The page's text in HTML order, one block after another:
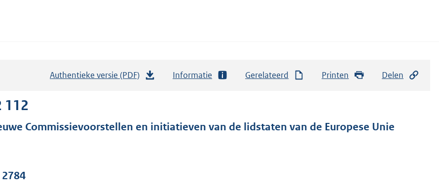
Authentieke versie (PDF)
a
Informatie Gerelateerd Printen Delen
112
Commissievoorstellen en initiatieven van de lidstaten van de Europese Unie
2784